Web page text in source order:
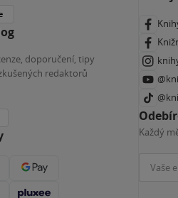
doporučení, tipy
redaktorů
Každý